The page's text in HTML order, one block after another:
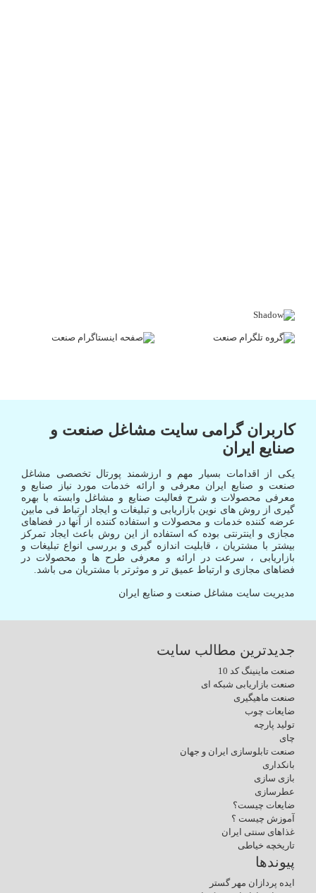
کاربران گرامی سایت مشاغل صنعت و
صنایع ایران
یکی از اقدامات بسیار مهم و ارزشمند پورتال تخصصی مشاغل
صنعت و صنایع ایران معرفی و ارائه خدمات مورد نیاز صنایع و
معرفی محصولات و شرح فعالیت صنایع و مشاغل وابسته با بهره
گیری از روش های نوین بازاریابی و تبلیغات و ایجاد ارتباط فی مابین
عرضه کننده خدمات و محصولات و استفاده کننده از آنها در فضاهای
مجازی و اینترنتی بوده که استفاده از این روش باعث ایجاد تمرکز
بیشتر با مشتریان ، قابلیت اندازه گیری و بررسی انواع تبلیغات و
بازاریابی ، سرعت در ارائه و معرفی طرح ها و محصولات در
فضاهای مجازی و ارتباط عمیق تر و موثرتر با مشتریان می باشد.
مدیریت سایت مشاغل صنعت و صنایع ایران
جدیدترین مطالب سایت
صنعت ماینینگ کد 10
صنعت بازاریابی شبکه ای
صنعت ماهیگیری
ضایعات چوب
تولید پارچه
چای
صنعت تابلوسازی ایران و جهان
بانکداری
بازی سازی
عطرسازی
ضایعات چیست؟
آموزش چیست ؟
غذاهای سنتی ایران
تاریخچه خیاطی
پیوندها
ایده پردازان مهر گستر